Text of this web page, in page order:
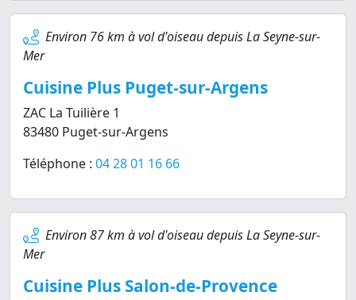
Environ 76 km à vol d'oiseau depuis La Seyne-sur-
Mer
Cuisine Plus Puget-sur-Argens
ZAC La Tuilière 1
83480 Puget-sur-Argens
Téléphone : 04 28 01 16 66
Environ 87 km à vol d'oiseau depuis La Seyne-sur-
Mer
Cuisine Plus Salon-de-Provence